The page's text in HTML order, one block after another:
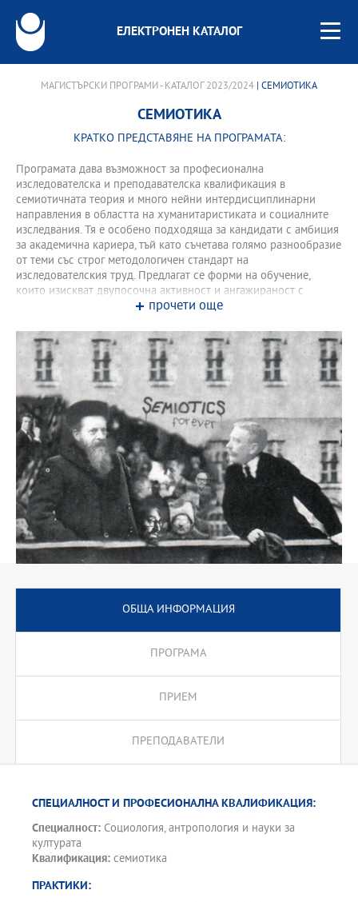
ЕЛЕКТРОНЕН КАТАЛОГ
МАГИСТЪРСКИ ПРОГРАМИ - КАТАЛОГ 2023/2024 | СЕМИОТИКА
СЕМИОТИКА
КРАТКО ПРЕДСТАВЯНЕ НА ПРОГРАМАТА:
Програмата дава възможност за професионална
изследователска и преподавателска квалификация в
семиотичната теория и много нейни интердисциплинарни
направления в областта на хуманитаристиката и социалните
изследвания. Тя е особено подходяща за кандидати с амбиция
за академична кариера, тъй като съчетава голямо разнообразие
от теми със строг методологичен стандарт на
изследователския труд. Предлагат се форми на обучение,
които изискват двупосочна активност и ангажираност с
учебната програма както от страна на преподавателите, така и
международен характер.
прочети още
ОБЩА ИНФОРМАЦИЯ
ПРОГРАМА
ПРИЕМ
ПРЕПОДАВАТЕЛИ
СПЕЦИАЛНОСТ И ПРОФЕСИОНАЛНА КВАЛИФИКАЦИЯ:
Специалност: Социология, антропология и науки за
културата
Квалификация: семиотика
ПРАКТИКИ: